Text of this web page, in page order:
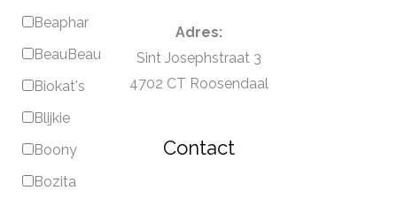
Beaphar
BeauBeau
Biokat's
Blijkie
Boony
Bozita
Adres:
Sint Josephstraat 3
4702 CT Roosendaal
Contact